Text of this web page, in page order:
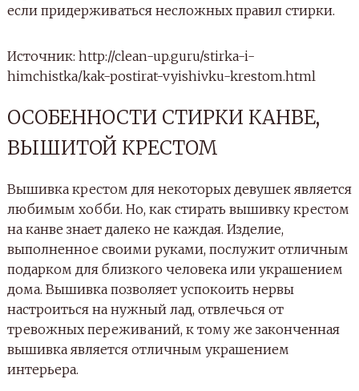
если придерживаться несложных правил стирки.
Источник: http://clean-up.guru/stirka-i-
himchistka/kak-postirat-vyishivku-krestom.html
ОСОБЕННОСТИ СТИРКИ КАНВЕ,
ВЫШИТОЙ КРЕСТОМ
Вышивка крестом для некоторых девушек является
любимым хобби. Но, как стирать вышивку крестом
на канве знает далеко не каждая. Изделие,
выполненное своими руками, послужит отличным
подарком для близкого человека или украшением
дома. Вышивка позволяет успокоить нервы
настроиться на нужный лад, отвлечься от
тревожных переживаний, к тому же законченная
вышивка является отличным украшением
интерьера.